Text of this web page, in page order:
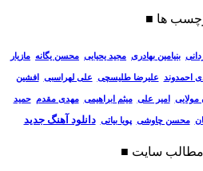
■ ها
بنیامین بهادری مجید یحیایی محسن یگانه مازیار
احمدوند علیرضا طلیسچی علی لهراسبی افشین
مولایی امیر علی میثم ابراهیمی مهدی مقدم حمید
محسن چاوشی پویا بیاتی دانلود آهنگ جدید
■ مطالب سایت